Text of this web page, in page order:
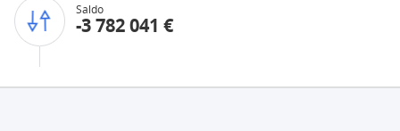
Saldo
-3 782 041 €